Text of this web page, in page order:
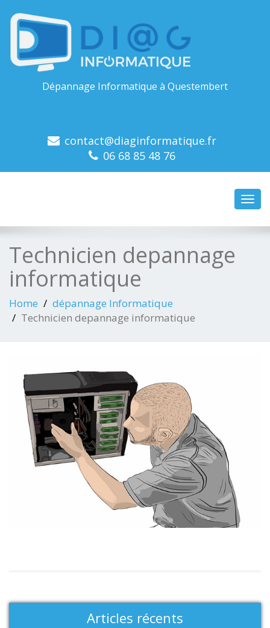
Dépannage Informatique à Questembert
contact@diaginformatique.fr
06 68 85 48 76
Technicien depannage
informatique
Home
dépannage Informatique
Technicien depannage informatique
Articles récents